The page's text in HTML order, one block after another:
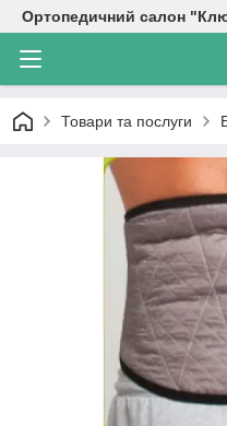
Ортопедичний салон
Товари та послуги